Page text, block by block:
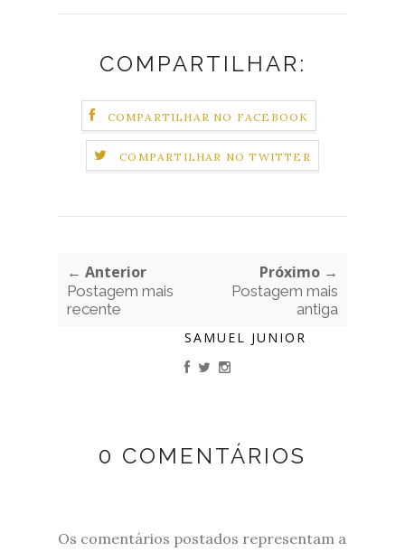
COMPARTILHAR:
COMPARTILHAR NO FACEBOOK
COMPARTILHAR NO TWITTER
← Anterior
Postagem mais
recente
Próximo →
Postagem mais
antiga
SAMUEL JUNIOR
0 COMENTÁRIOS
Os comentários postados representam a